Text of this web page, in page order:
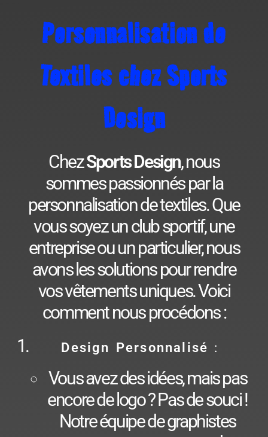
Personnalisation de
Textiles chez Sports
Design
ChezSports Design, nous
sommes passionnés par la
personnalisation de textiles. Que
vous soyez un club sportif, une
entreprise ou un particulier, nous
avons les solutions pour rendre
vos vêtements uniques. Voici
comment nous procédons :
Design Personnalisé :
Vous avez des idées, mais pas
encore de logo ? Pas de souci !
Notre équipe de graphistes